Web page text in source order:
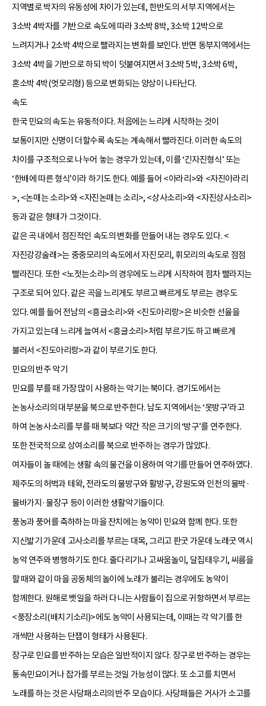
지역별로 박자의 유동성에 차이가 있는데, 한반도의 서부 지역에서는
3소박 4박자를 기반으로 속도에 따라 3소박 8박, 3소박 12박으로
느려지거나 2소박 4박으로 빨라지는 변화를 보인다. 반면 동부지역에서는
3소박 4박을 기반으로 하되 박이 덧붙여지면서 3소박 5박, 3소박 6박,
혼소박 4박(엇모리형) 등으로 변화되는 양상이 나타난다.
속도
한국 민요의 속도는 유동적이다. 처음에는 느리게 시작하는 것이
보통이지만 신명이 더할수록 속도는 계속해서 빨라진다. 이러한 속도의
차이를 구조적으로 나누어 놓는 경우가 있는데, 이를 ‘긴자진형식’ 또는
‘한배에 따른 형식’이라 하기도 한다. 예를 들어 <아라리>와 <자진아라리
>, <논매는 소리>와 <자진논매는 소리>, <상사소리 >와 <자진상사소리>
등과 같은 형태가 그것이다.
같은 곡 내에서 점진적인 속도의 변화를 만들어 내는 경우도 있다. <
자진강강술래>는 중중모리의 속도에서 자진모리, 휘모리의 속도로 점점
빨라진다. 또한 <노젓는소리>의 경우에도 느리게 시작하여 점차 빨라지는
구조로 되어 있다. 같은 곡을 느리게도 부르고 빠르게도 부르는 경우도
있다. 예를 들어 전남의 <흥글소리 >와 <진도아리랑>은 비슷한 선율을
가지고 있는데 느리게 늘여서 <흥글소리>처럼 부르기도 하고 빠르게
불러서 <진도아리랑>과 같이 부르기도 한다.
민요의 반주 악기
민요를 부를 때 가장 많이 사용하는 악기는 북이다. 경기도에서는
논농사소리의 대부분을 북으로 반주한다. 남도 지역에서는 ‘못방구’라고
하여 논농사소리를 부를 때 북보다 약간 작은 크기의 ‘방구’를 연주한다.
또한 전국적으로 상여소리를 북으로 반주하는 경우가 많았다.
여자들이 놀 때에는 생활 속의 물건을 이용하여 악기를 만들어 연주하였다.
제주도의 허벅과 테왁, 전라도의 물방구와 활방구, 강원도와 인천의 물박·
물바가지·물장구 등이 이러한 생활악기들이다.
풍농과 풍어를 축하하는 마을 잔치에는 농악이 민요와 함께 한다. 또한
지신밟기 가운데 고사소리 를 부르는 대목, 그리고 판굿 가운데 노래굿 역시
농악 연주와 병행하기도 한다. 줄다리기 나고싸움놀이, 달집태우기 , 씨름을
할 때와 같이 마을 공동체의 놀이에 노래가 불리는 경우에도 농악이
함께한다. 원해로 뱃일을 하러 다니는 사람들이 집으로 귀항하면서 부르는
<풍장소리 (배치기소리 )>에도 농악이 사용되는데, 이때는 각 악기를 한
개씩만 사용하는 단잽이 형태가 사용된다.
장구로 민요를 반주하는 모습은 일반적이지 않다. 장구로 반주하는 경우는
통속민요이거나 잡가를 부르는 것일 가능성이 많다. 또 소고를 치면서
노래를 하는 것은 사당패소리의 반주 모습이다. 사당패들은 거사가 소고를